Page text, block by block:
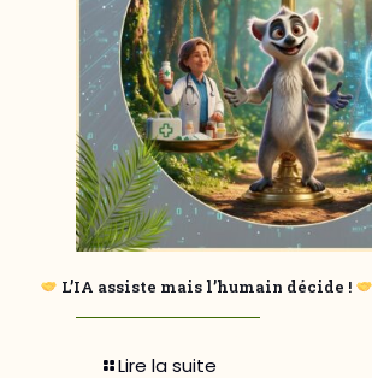
L’IA assiste mais l’humain décide !
Lire la suite